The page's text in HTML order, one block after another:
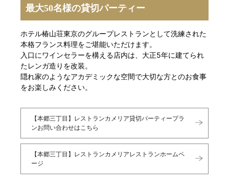
最大50名様の貸切パーティー
ホテル椿山荘東京のグループレストランとして洗練された
本格フランス料理をご堪能いただけます。
入口にワインセラーを構える店内は、大正5年に建てられ
たレンガ造りを改装。
隠れ家のようなアカデミックな空間で大切な方とのお食事
をお楽しみください。
【本郷三丁目】レストランカメリア貸切パーティープラ
ンお問い合わせはこちら
【本郷三丁目】レストランカメリアレストランホームペ
ージ